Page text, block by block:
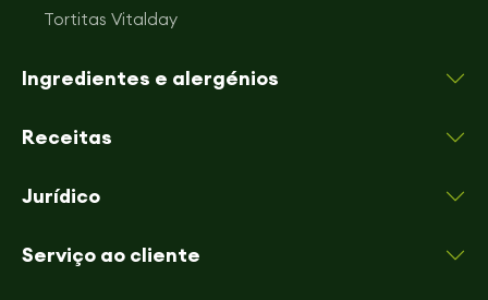
Tortitas Vitalday
Ingredientes e alergénios
Receitas
Jurídico
Serviço ao cliente